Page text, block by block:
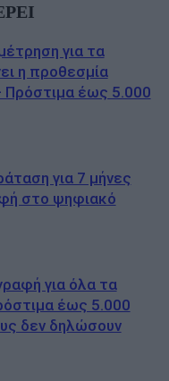
για τα
η προθεσμία
έως 5.000
για 7 μήνες
στο ψηφιακό
για όλα τα
έως 5.000
δεν δηλώσουν